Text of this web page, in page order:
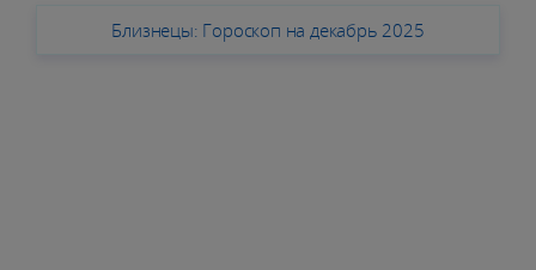
Близнецы: Гороскоп на декабрь 2025